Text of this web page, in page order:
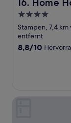
16. Home
4.0-
Sterne-
Unterkunft
Stampen, 7,4
entfernt
8.8
8,8/10